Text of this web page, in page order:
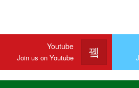
Youtube
Join us on Youtube